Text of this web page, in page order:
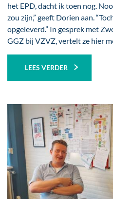
het EPD, dacht ik toen nog.
zou zijn,” geeft Dorien aan.
opgeleverd.” In gesprek met
GGZ bij VZVZ, vertelt ze hier
LEES VERDER